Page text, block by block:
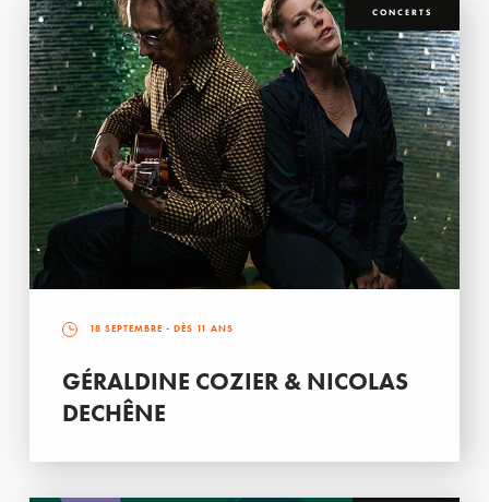
CONCERTS
18 SEPTEMBRE - DÈS 11 ANS
GÉRALDINE COZIER & NICOLAS
DECHÊNE